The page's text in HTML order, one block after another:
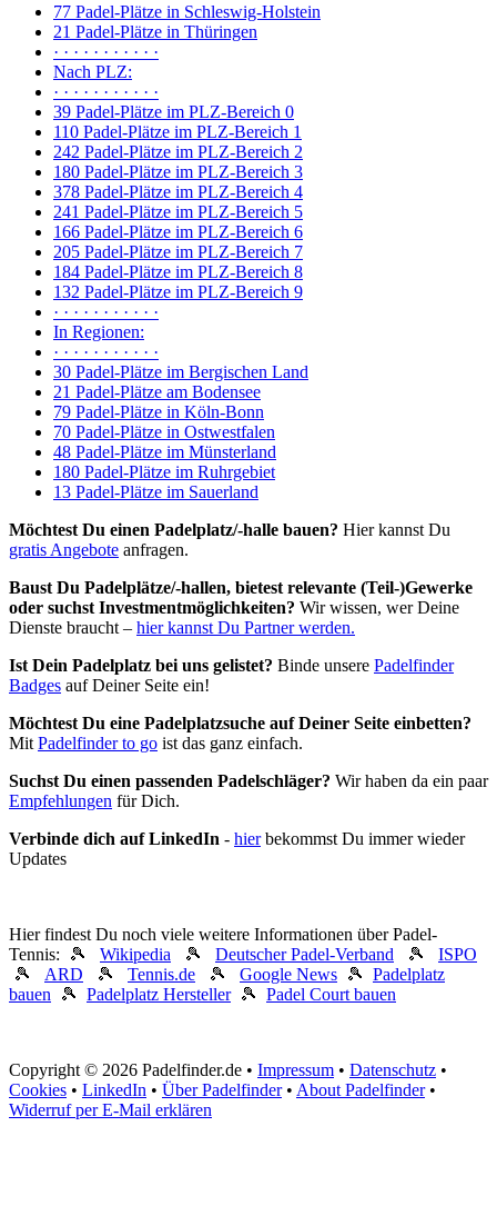
77 Padel-Plätze in Schleswig-Holstein
21 Padel-Plätze in Thüringen
· · · · · · · · · · ·
Nach PLZ:
· · · · · · · · · · ·
39 Padel-Plätze im PLZ-Bereich 0
110 Padel-Plätze im PLZ-Bereich 1
242 Padel-Plätze im PLZ-Bereich 2
180 Padel-Plätze im PLZ-Bereich 3
378 Padel-Plätze im PLZ-Bereich 4
241 Padel-Plätze im PLZ-Bereich 5
166 Padel-Plätze im PLZ-Bereich 6
205 Padel-Plätze im PLZ-Bereich 7
184 Padel-Plätze im PLZ-Bereich 8
132 Padel-Plätze im PLZ-Bereich 9
· · · · · · · · · · ·
In Regionen:
· · · · · · · · · · ·
30 Padel-Plätze im Bergischen Land
21 Padel-Plätze am Bodensee
79 Padel-Plätze in Köln-Bonn
70 Padel-Plätze in Ostwestfalen
48 Padel-Plätze im Münsterland
180 Padel-Plätze im Ruhrgebiet
13 Padel-Plätze im Sauerland
Möchtest Du einen Padelplatz/-halle bauen? Hier kannst Du
gratis Angebote anfragen.
Baust Du Padel­plätze/-hallen, bietest relevante (Teil-)Gewerke
oder suchst In­vest­ment­möglich­keiten? Wir wissen, wer Deine
Dienste braucht – hier kannst Du Partner werden.
Ist Dein Padelplatz bei uns gelistet? Binde unsere Padelfinder
Badges auf Deiner Seite ein!
Möchtest Du eine Padelplatzsuche auf Deiner Seite einbetten?
MitPadelfinder to go ist das ganz einfach.
Suchst Du einen passenden Padelschläger? Wir haben da ein paar
Empfehlungen für Dich.
Verbinde dich auf LinkedIn - hierbekommst Du immer wieder
Updates
Hier findest Du noch viele weitere Informationen über Padel-
Tennis: 🎾 Wikipedia 🎾 Deutscher Padel-Verband 🎾 ISPO
🎾 ARD 🎾 Tennis.de 🎾 Google News 🎾 Padelplatz
bauen 🎾 Padelplatz Hersteller🎾 Padel Court bauen
Copyright © 2026 Padelfinder.de • Impressum • Datenschutz •
Cookies • LinkedIn • Über Padelfinder• About Padelfinder•
Widerruf per E-Mail erklären